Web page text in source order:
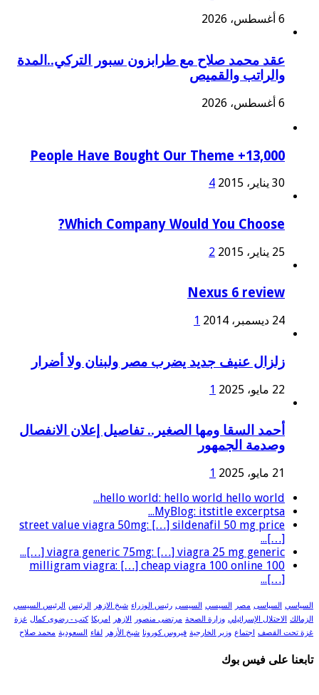
6 أغسطس، 2026
عقد محمد صلاح مع طرابزون سبور التركي..المدة
والراتب والقميص
6 أغسطس، 2026
13,000+ People Have Bought Our Theme
30 يناير، 2015 4
Which Company Would You Choose?
25 يناير، 2015 2
Nexus 6 review
24 ديسمبر، 2014 1
زلزال عنيف جديد يضرب مصر ولبنان ولا أضرار
22 مايو، 2025 1
أحمد السقا ومها الصغير.. تفاصيل إعلان الانفصال
وصدمة الجمهور
21 مايو، 2025
1
hello world: hello world hello world...
MyBlog: itstitle excerptsa...
street value viagra 50mg: […] sildenafil 50 mg price
[…]...
viagra generic 75mg: […] viagra 25 mg generic […]...
100 milligram viagra: […] cheap viagra 100 online
[…]...
السياسي السياسى مصر السيسي السيسى رئيس الوزراء شيخ الازهر الرئيس الرئيس السيسي
الزمالك الاحتلال الإسرائيلي وزارة الصحة مرتضى منصور الازهر امريكا كتب - رضوى كمال غزة
غزة تحت القصف اجتماع وزير الخارجية فيروس كورونا شيخ الأزهر لقاء السعودية محمد صلاح
تابعنا على فيس بوك